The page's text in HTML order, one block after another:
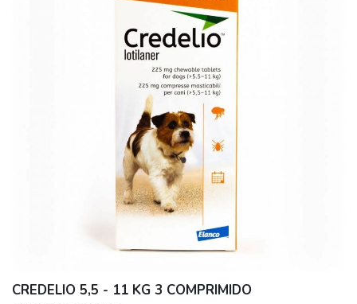
CREDELIO 5,5 - 11 KG 3 COMPRIMIDO